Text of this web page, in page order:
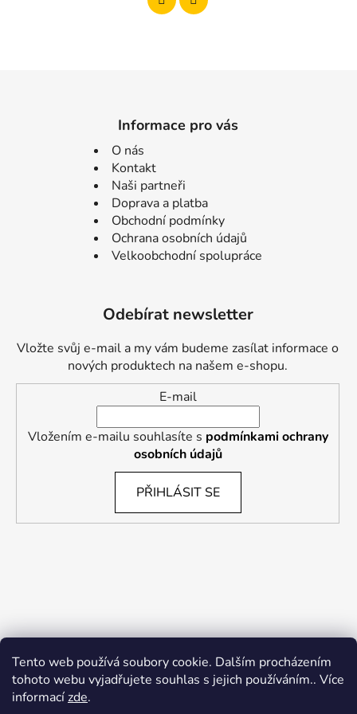
Tento web používá soubory cookie. Dalším procházením
tohoto webu vyjadřujete souhlas s jejich používáním.. Více
informacízde.
Informace pro vás
O nás
Kontakt
Naši partneři
Doprava a platba
Obchodní podmínky
Ochrana osobních údajů
Velkoobchodní spolupráce
Odebírat newsletter
Vložte svůj e-mail a my vám budeme zasílat informace o
nových produktech na našem e-shopu.
E-mail
Vložením e-mailu souhlasíte s podmínkami ochrany
osobních údajů
PŘIHLÁSIT SE